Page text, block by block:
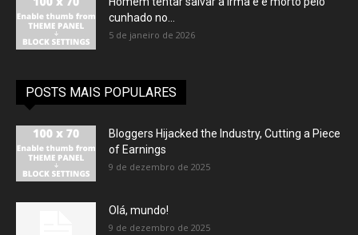
cunhado no...
5 de janeiro de 2026
POSTS MAIS POPULARES
Bloggers Hijacked the Industry, Cutting a Piece
of Earnings
9 de dezembro de 2025
Olá, mundo!
9 de dezembro de 2025